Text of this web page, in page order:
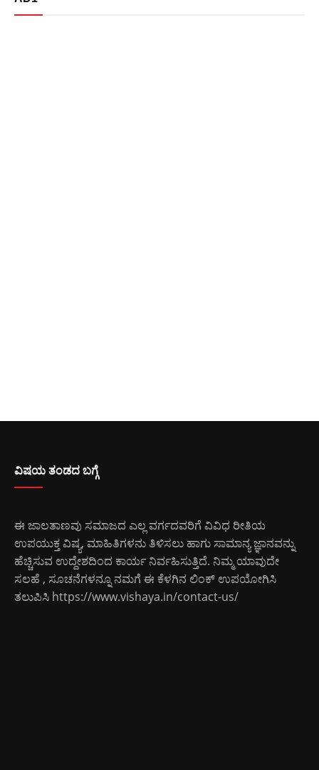
ವಿಷಯ ತಂಡದ ಬಗ್ಗೆ
ಈ ಜಾಲತಾಣವು ಸಮಾಜದ ಎಲ್ಲ ವರ್ಗದವರಿಗೆ ವಿವಿಧ ರೀತಿಯ
ಉಪಯುಕ್ತ ವಿಷ್ಯ, ಮಾಹಿತಿಗಳನು ತಿಳಿಸಲು ಹಾಗು ಸಾಮಾನ್ಯ ಜ್ಞಾನವನ್ನು
ಹೆಚ್ಚಿಸುವ ಉದ್ದೇಶದಿಂದ ಕಾರ್ಯ ನಿರ್ವಹಿಸುತ್ತಿದೆ. ನಿಮ್ಮ ಯಾವುದೇ
ಸಲಹೆ , ಸೂಚನೆಗಳನ್ನೂ ನಮಗೆ ಈ ಕೆಳಗಿನ ಲಿಂಕ್ ಉಪಯೋಗಿಸಿ
ತಲುಪಿಸಿ https://www.vishaya.in/contact-us/